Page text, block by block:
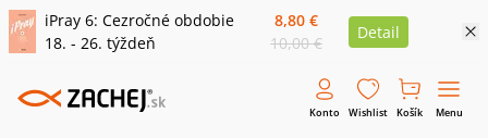
iPray 6: Cezročné obdobie
18. - 26. týždeň
8,80 €
10,00 €
Detail
Konto Wishlist Košík Menu